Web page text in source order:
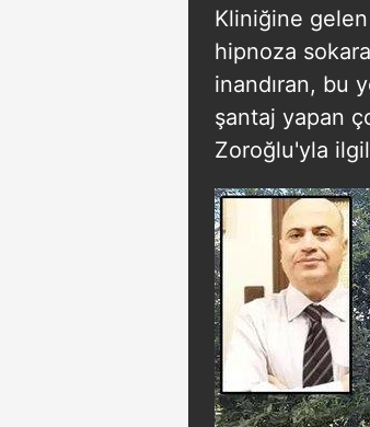
Kliniğine
hipnoza
inandıran, bu
şantaj yapan
Zoroğlu'yla